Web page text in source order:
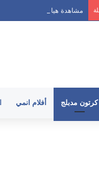
مشاهدة هيا ارنولد الحلقة 62 مدبلج HD جميع الحلقات
كرتون مدبلج أفلام انمي